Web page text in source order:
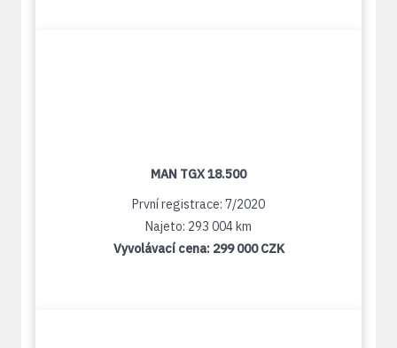
MAN TGX 18.500
První registrace: 7/2020
Najeto: 293 004 km
Vyvolávací cena: 299 000 CZK